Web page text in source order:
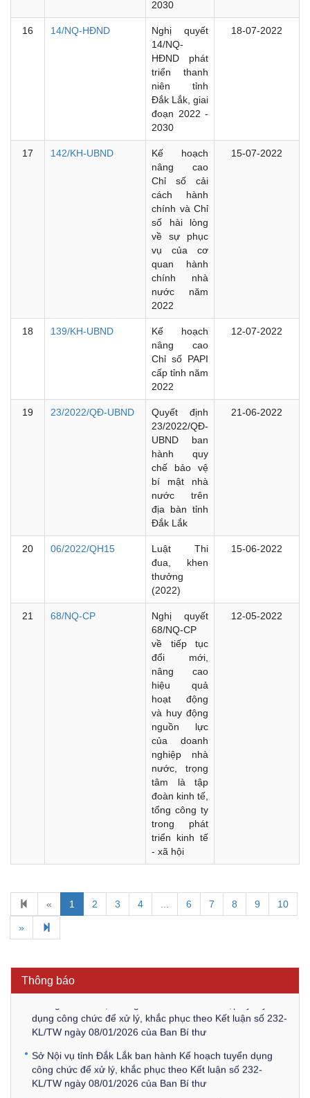
2030
16 14/NQ-HĐND
Nghị quyết
14/NQ-
HĐND phát
triển thanh
niên tỉnh
Đắk Lắk, giai
đoạn 2022 -
2030
18-07-2022
17 142/KH-UBND
Kế hoạch
nâng cao
Chỉ số cải
cách hành
chính và Chỉ
số hài lòng
về sự phục
vụ của cơ
quan hành
chính nhà
nước năm
2022
15-07-2022
18 139/KH-UBND
Kế hoạch
nâng cao
Chỉ số PAPI
cấp tỉnh năm
2022
12-07-2022
19 23/2022/QĐ-UBND
Quyết định
23/2022/QĐ-
UBND ban
hành quy
chế bảo vệ
bí mật nhà
nước trên
địa bàn tỉnh
Đắk Lắk
21-06-2022
20 06/2022/QH15
Luật Thi
đua, khen
thưởng
(2022)
15-06-2022
21 68/NQ-CP
Nghị quyết
68/NQ-CP
về tiếp tục
đổi mới,
nâng cao
hiệu quả
hoạt động
và huy động
nguồn lực
của doanh
nghiệp nhà
nước, trọng
tâm là tập
đoàn kinh tế,
tổng công ty
trong phát
triển kinh tế
- xã hội
12-05-2022
« 1 2 3 4 6 7 8 9 10
»
Thông báo
Kế hoạch Kiểm tra, sát hạch để tiếp nhận vào làm công
chức tỉnh Đắk Lắk năm 2026
KL/TW ngày 08/01/2026 của Ban Bí thư
dụng công chức để xử lý, khắc phục theo Kết luận số 232-
KL/TW ngày 08/01/2026 của Ban Bí thư
Sở Nội vụ tỉnh Đắk Lắk ban hành Kế hoạch tuyển dụng
công chức để xử lý, khắc phục theo Kết luận số 232-
KL/TW ngày 08/01/2026 của Ban Bí thư